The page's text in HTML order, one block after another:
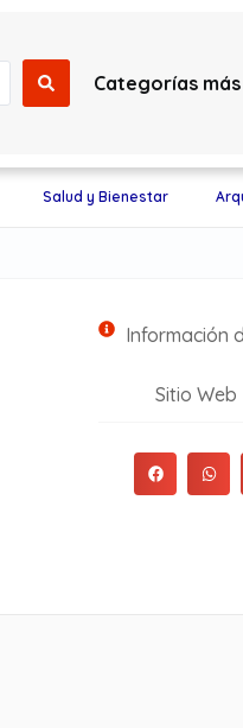
Categorías
Salud y Bienestar
Información
Sitio Web